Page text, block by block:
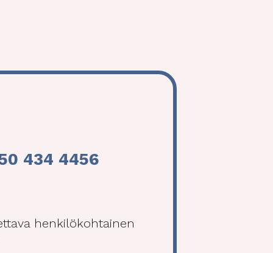
434 4456
henkilökohtainen